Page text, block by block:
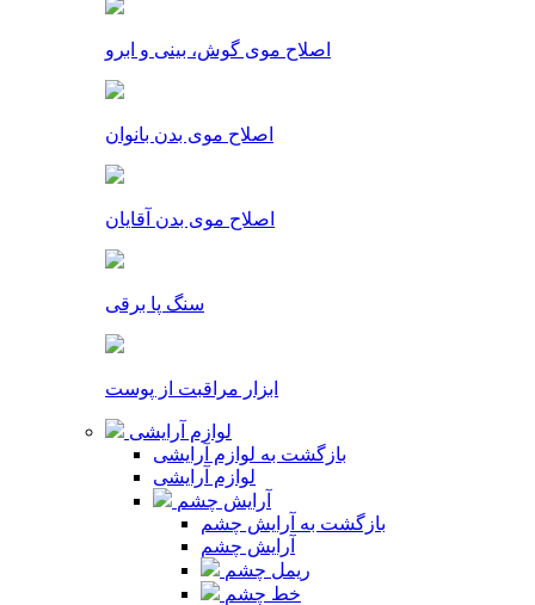
اصلاح موی گوش، بینی و ابرو
اصلاح موی بدن بانوان
اصلاح موی بدن آقایان
سنگ پا برقی
ابزار مراقبت از پوست
لوازم آرایشی
بازگشت به لوازم آرایشی
لوازم آرایشی
آرایش چشم
بازگشت به آرایش چشم
آرایش چشم
ریمل چشم
خط چشم